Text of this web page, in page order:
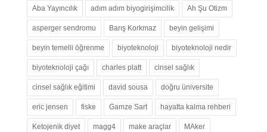
Aba Yayıncılık adım adım biyogirişimcilik Ah Şu Otizm
asperger sendromu Barış Korkmaz beyin gelişimi
beyin temelli öğrenme biyoteknoloji biyoteknoloji nedir
biyoteknoloji çağı charles platt cinsel sağlık
cinsel sağlık eğitimi david sousa doğru üniversite
eric jensen fiske Gamze Sart hayatta kalma rehberi
Ketojenik diyet magg4 make araçlar MAker